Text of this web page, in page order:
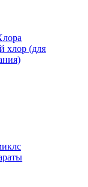
хлор (для